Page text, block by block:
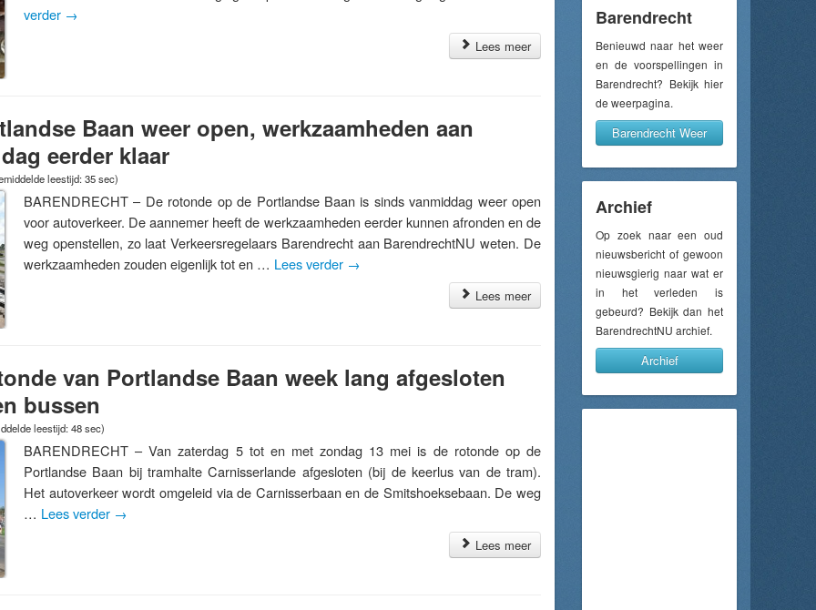
verder →
Lees meer
Baan weer open, werkzaamheden aan
eerder klaar
leestijd: 35 sec)
BARENDRECHT – De rotonde op de Portlandse Baan is sinds vanmiddag weer open
voor autoverkeer. De aannemer heeft de werkzaamheden eerder kunnen afronden en de
weg openstellen, zo laat Verkeersregelaars Barendrecht aan BarendrechtNU weten. De
werkzaamheden zouden eigenlijk tot en … Lees verder →
Lees meer
van Portlandse Baan week lang afgesloten
bussen
leestijd: 48 sec)
BARENDRECHT – Van zaterdag 5 tot en met zondag 13 mei is de rotonde op de
Portlandse Baan bij tramhalte Carnisserlande afgesloten (bij de keerlus van de tram).
Het autoverkeer wordt omgeleid via de Carnisserbaan en de Smitshoeksebaan. De weg
… Lees verder →
Lees meer
Barendrecht
Benieuwd naar het weer
en de voorspellingen in
Barendrecht? Bekijk hier
de weerpagina.
Barendrecht Weer
Archief
Op zoek naar een oud
nieuwsbericht of gewoon
nieuwsgierig naar wat er
in het verleden is
gebeurd? Bekijk dan het
BarendrechtNU archief.
Archief